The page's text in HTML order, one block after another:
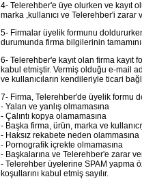
4- Telerehber'e üye olurken ve kayıt
marka ,kullanıcı ve Telerehber'i zarar
5- Firmalar üyelik formunu
durumunda firma bilgilerinin
6- Telerehber'e kayıt olan firma kayıt
kabul etmiştir. Vermiş olduğu e-mail
ve kullanıcıların kendileriyle ticari
7- Firma, Telerehber'de üyelik formu
- Yalan ve yanlış olmamasına
- Çalıntı kopya olamamasına
- Başka firma, ürün, marka ve
- Haksız rekabete neden olammasına
- Pornografik içrekte olmamasına
- Başkalarına ve Telerehber'e zarar
- Telerehber üyelerine SPAM yapma
koşullarını kabul etmiş sayılır.